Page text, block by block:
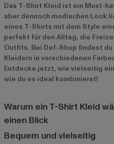
Das T-Shirt Kleid ist ein Must-
aber dennoch modischen Look
eines T-Shirts mit dem Style
perfekt für den Alltag, die
Outfits. Bei Def-Shop findest
Kleidern in verschiedenen
Entdecke jetzt, wie vielseitig
wie du es ideal kombinierst!
Warum ein T-Shirt Kleid
einen Blick
Bequem und vielseitig